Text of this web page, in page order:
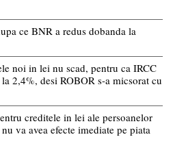
ce BNR a redus dobanda la
noi in lei nu scad, pentru ca IRCC
2,4%, desi ROBOR s-a micsorat cu
creditele in lei ale persoanelor
va avea efecte imediate pe piata